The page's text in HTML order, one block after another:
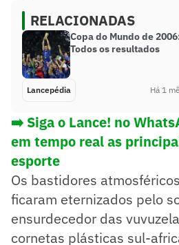
RELACIONADAS
Copa do Mundo de
Todos os resultados
Lancepédia Há 1
➡️ Siga o Lance! no
em tempo real as
esporte
Os bastidores
ficaram eternizados pelo
ensurdecedor das
cornetas plásticas sul-